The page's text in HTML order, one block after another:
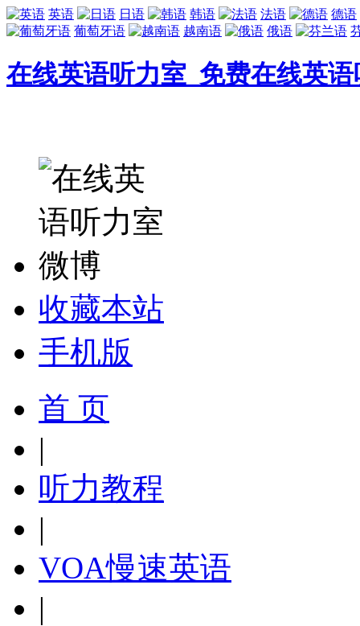
英语 日语 韩语 法语
德语
葡萄牙语
越南语 俄语
在线英语听力室_免费在线英
收藏本站
手机版
首 页
|
听力教程
|
VOA慢速英语
|